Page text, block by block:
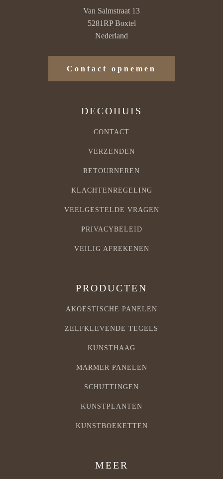
Van Salmstraat 13
5281RP Boxtel
Nederland
Contact opnemen
DECOHUIS
CONTACT
VERZENDEN
RETOURNEREN
KLACHTENREGELING
VEELGESTELDE VRAGEN
PRIVACYBELEID
VEILIG AFREKENEN
PRODUCTEN
AKOESTISCHE PANELEN
ZELFKLEVENDE TEGELS
KUNSTHAAG
MARMER PANELEN
SCHUTTINGEN
KUNSTPLANTEN
KUNSTBOEKETTEN
MEER